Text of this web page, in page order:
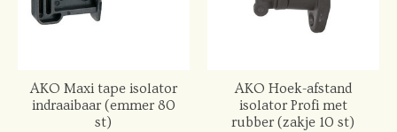
AKO Maxi tape isolator
indraaibaar (emmer 80
st)
AKO Hoek-afstand
isolator Profi met
rubber (zakje 10 st)